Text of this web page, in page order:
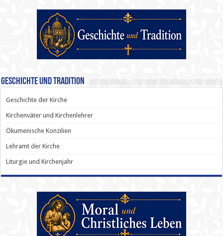
Geschichte und Tradition
Geschichte der Kirche
Kirchenväter und Kirchenlehrer
Ökumenische Konzilien
Lehramt der Kirche
Liturgie und Kirchenjahr